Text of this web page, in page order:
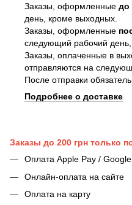
Заказы, оформленные до
день, кроме выходных.
Заказы, оформленные
следующий рабочий
Заказы, оплаченные в
отправляются на
После отправки
Подробнее о доставке
Заказы до 200 грн только
Оплата Apple Pay /
Онлайн-оплата на сайте
Оплата на карту